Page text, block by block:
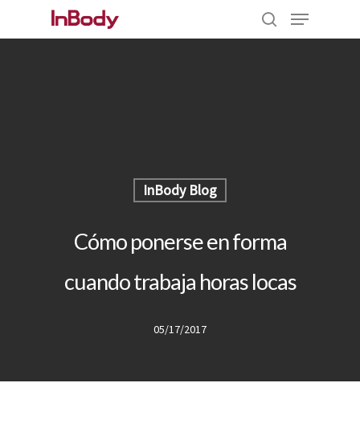
InBody Blog
Cómo ponerse en forma
cuando trabaja horas locas
05/17/2017